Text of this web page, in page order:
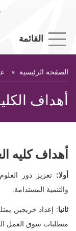
القائمة
الصفحة الرئيسية
أهداف
أهداف كليه
أولا: تعزيز دور
والتنمية المستدامة.
ثانيا: إعداد خريجين
متطلبات سوق العمل